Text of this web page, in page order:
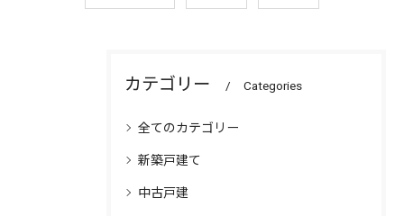
カテゴリー Categories
全てのカテゴリー
新築戸建て
中古戸建